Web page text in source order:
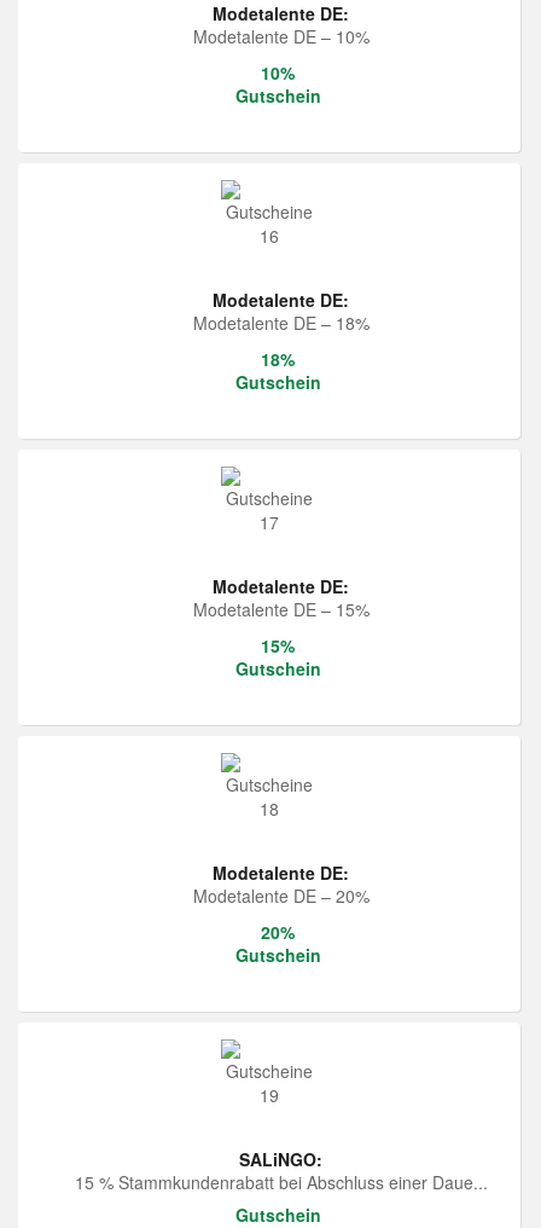
Modetalente DE:
Modetalente DE – 10%
10%
Gutschein
Modetalente DE:
Modetalente DE – 18%
18%
Gutschein
Modetalente DE:
Modetalente DE – 15%
15%
Gutschein
Modetalente DE:
Modetalente DE – 20%
20%
Gutschein
SALiNGO:
15 % Stammkundenrabatt bei Abschluss einer Daue...
Gutschein